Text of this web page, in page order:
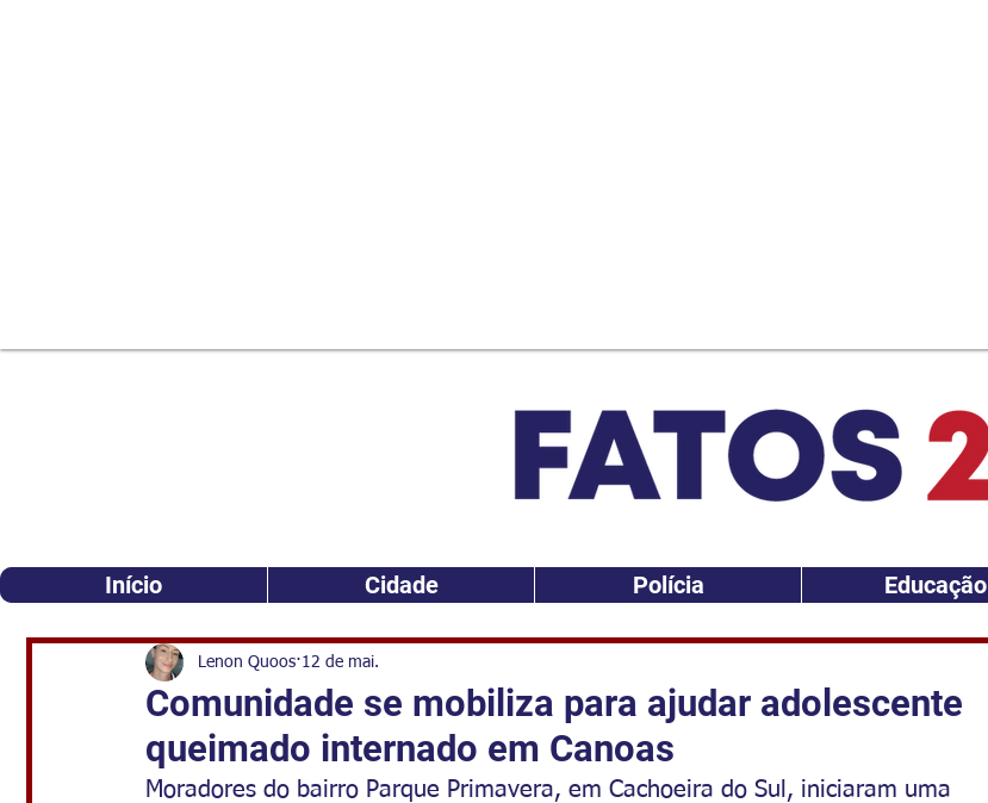
Início Cidade Polícia Educação
Comunidade se mobiliza para ajudar adolescente
queimado internado em Canoas
Lenon Quoos 12 de mai.
Moradores do bairro Parque Primavera, em Cachoeira do Sul, iniciaram uma